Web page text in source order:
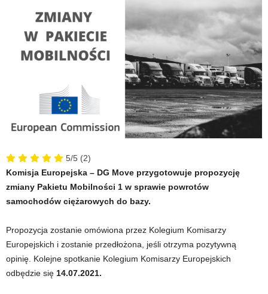
5/5 (2)
Komisja Europejska – DG Move przygotowuje propozycję
zmiany Pakietu Mobilności 1 w sprawie powrotów
samochodów ciężarowych do bazy.
Propozycja zostanie omówiona przez Kolegium Komisarzy
Europejskich i zostanie przedłożona, jeśli otrzyma pozytywną
opinię. Kolejne spotkanie Kolegium Komisarzy Europejskich
odbędzie się 14.07.2021.